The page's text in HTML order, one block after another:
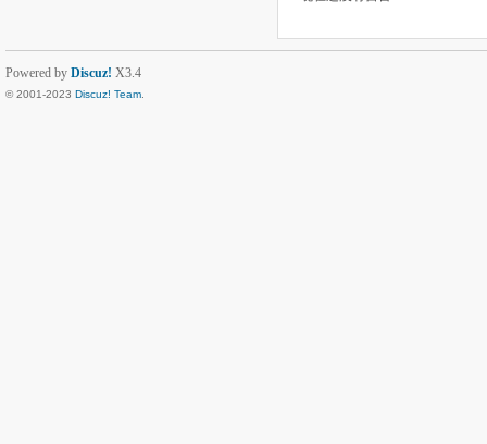
Powered by Discuz! X3.4
© 2001-2023 Discuz! Team